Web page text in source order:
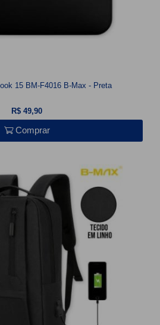
15 BM-F4016 B-Max - Preta
R$ 49,90
Comprar